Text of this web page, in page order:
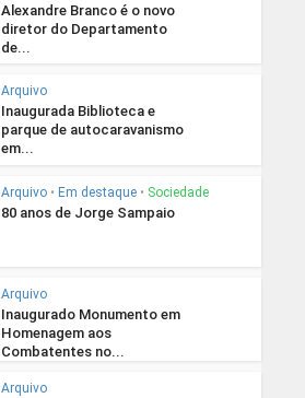
Alexandre Branco é o novo
diretor do Departamento
de...
Arquivo
Inaugurada Biblioteca e
parque de autocaravanismo
em...
Arquivo • Em destaque • Sociedade
80 anos de Jorge Sampaio
Arquivo
Inaugurado Monumento em
Homenagem aos
Combatentes no...
Arquivo